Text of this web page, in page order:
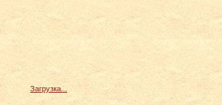
Загрузка...